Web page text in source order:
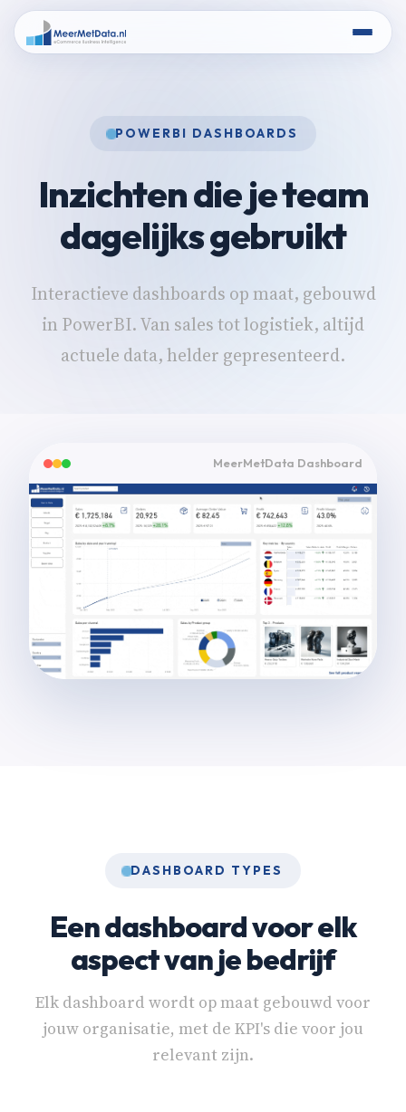
POWERBI DASHBOARDS
Inzichten die je team
dagelijks gebruikt
Interactieve dashboards op maat, gebouwd
in PowerBI. Van sales tot logistiek, altijd
actuele data, helder gepresenteerd.
MeerMetData Dashboard
DASHBOARD TYPES
Een dashboard voor elk
aspect van je bedrijf
Elk dashboard wordt op maat gebouwd voor
jouw organisatie, met de KPI's die voor jou
relevant zijn.